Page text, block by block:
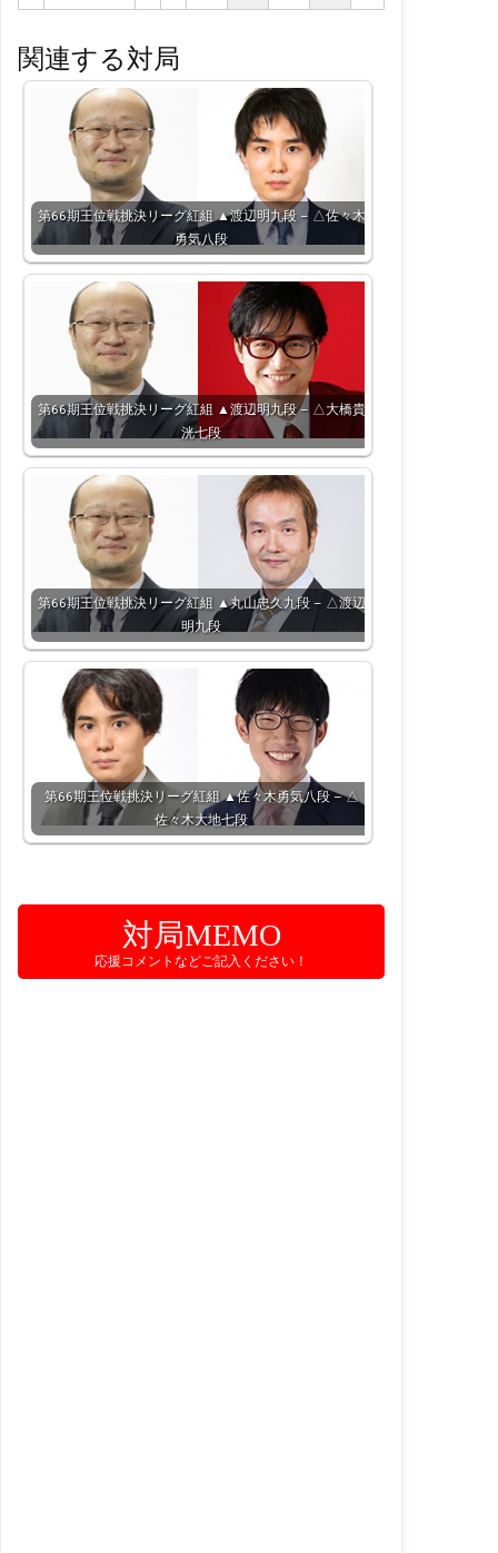
関連する対局
第66期王位戦挑決リーグ紅組 ▲渡辺明九段 – △佐々木
勇気八段
第66期王位戦挑決リーグ紅組 ▲渡辺明九段 – △大橋貴
洸七段
第66期王位戦挑決リーグ紅組 ▲丸山忠久九段 – △渡辺
明九段
第66期王位戦挑決リーグ紅組 ▲佐々木勇気八段 – △
佐々木大地七段
対局MEMO
応援コメントなどご記入ください！